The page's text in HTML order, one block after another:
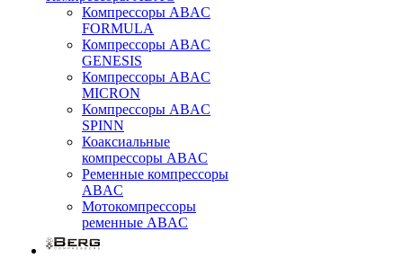
Компрессоры ABAC
FORMULA
Компрессоры ABAC
GENESIS
Компрессоры ABAC
MICRON
Компрессоры ABAC
SPINN
Коаксиальные
компрессоры ABAC
Ременные компрессоры
ABAC
Мотокомпрессоры
ременные ABAC